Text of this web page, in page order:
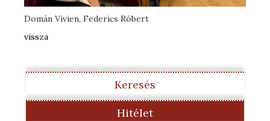
Domán Vivien, Federics Róbert
vissza
Keresés
Hitélet